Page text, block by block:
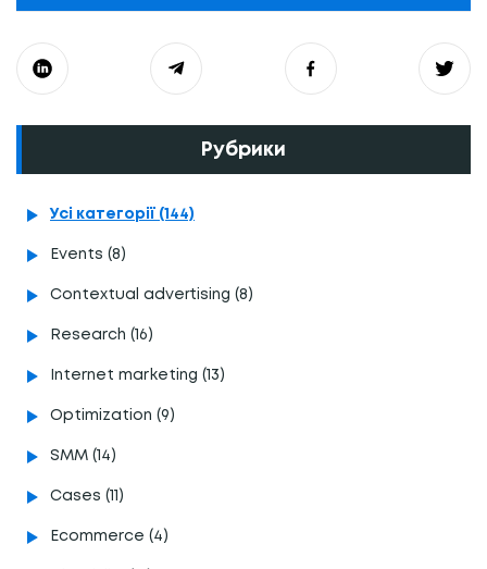
Рубрики
Усі категорії (144)
Events (8)
Contextual advertising (8)
Research (16)
Internet marketing (13)
Optimization (9)
SMM (14)
Cases (11)
Ecommerce (4)